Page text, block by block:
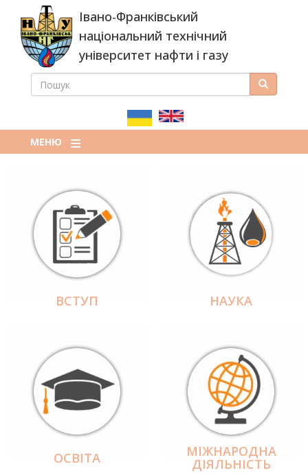
основного
вмісту
Івано-Франківський
національний технічний
університет нафти і газу
ПОШУКОВА
ПОШУК Пошук
МЕНЮ
ВСТУП НАУКА
ОСВІТА МІЖНАРОДНА
ДІЯЛЬНІCТЬ